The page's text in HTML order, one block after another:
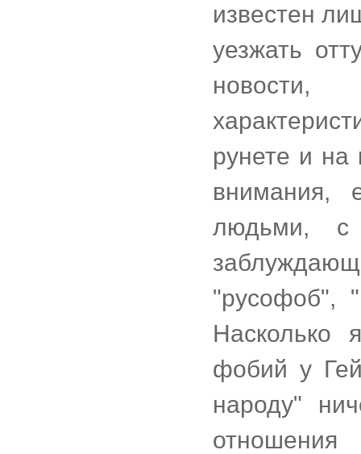
известен
уезжать
рунете и
внимания,
людьми, с
"русофоб",
Насколько
фобий у
народу"